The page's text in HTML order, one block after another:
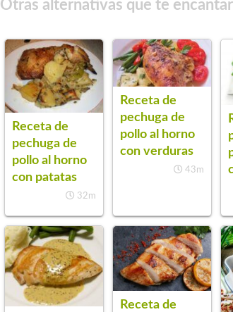
Otras alternativas que te
Receta de
pechuga de
pollo al horno
con patatas
32m
Receta de
pechuga de
pollo al horno
con verduras
43m
Receta de